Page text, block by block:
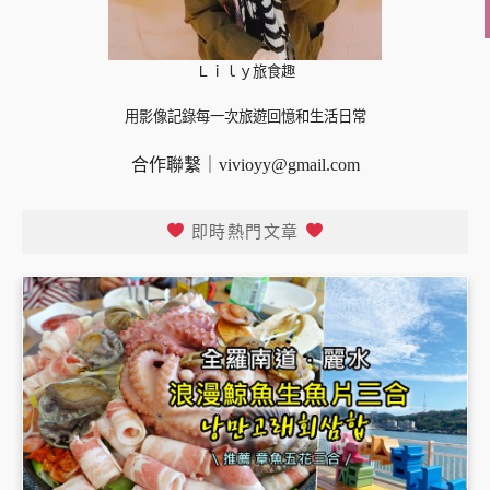
Ｌｉｌｙ旅食趣
用影像記錄每一次旅遊回憶和生活日常
合作聯繫｜ vivioyy@gmail.com
即時熱門文章